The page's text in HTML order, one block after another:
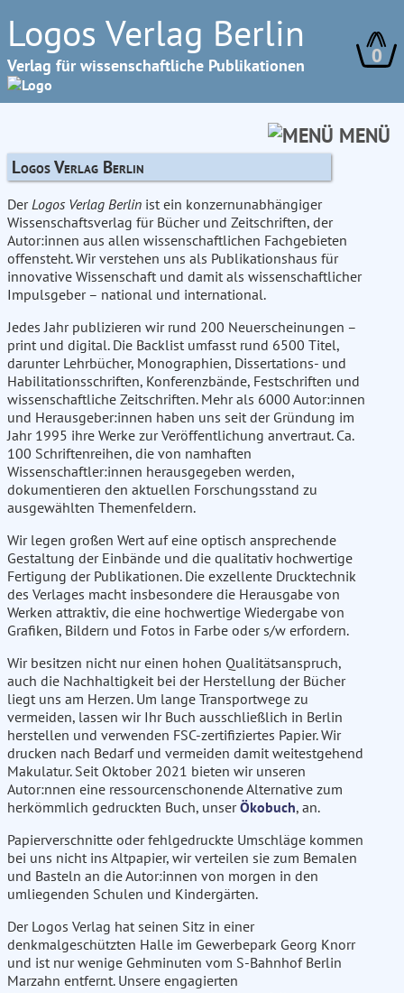
Logos Verlag Berlin
Verlag für wissenschaftliche Publikationen 0
MENÜ
Logos Verlag Berlin
DerLogos Verlag Berlin ist ein konzernunabhängiger
Wissenschaftsverlag für Bücher und Zeitschriften, der
Autor:innen aus allen wissenschaftlichen Fachgebieten
offensteht. Wir verstehen uns als Publikationshaus für
innovative Wissenschaft und damit als wissenschaftlicher
Impulsgeber – national und international.
Jedes Jahr publizieren wir rund 200 Neuerscheinungen –
print und digital. Die Backlist umfasst rund 6500 Titel,
darunter Lehrbücher, Monographien, Dissertations- und
Habilitationsschriften, Konferenzbände, Festschriften und
wissenschaftliche Zeitschriften. Mehr als 6000 Autor:innen
und Herausgeber:innen haben uns seit der Gründung im
Jahr 1995 ihre Werke zur Veröffentlichung anvertraut. Ca.
100 Schriftenreihen, die von namhaften
Wissenschaftler:innen herausgegeben werden,
dokumentieren den aktuellen Forschungsstand zu
ausgewählten Themenfeldern.
Wir legen großen Wert auf eine optisch ansprechende
Gestaltung der Einbände und die qualitativ hochwertige
Fertigung der Publikationen. Die exzellente Drucktechnik
des Verlages macht insbesondere die Herausgabe von
Werken attraktiv, die eine hochwertige Wiedergabe von
Grafiken, Bildern und Fotos in Farbe oder s/w erfordern.
Wir besitzen nicht nur einen hohen Qualitätsanspruch,
auch die Nachhaltigkeit bei der Herstellung der Bücher
liegt uns am Herzen. Um lange Transportwege zu
vermeiden, lassen wir Ihr Buch ausschließlich in Berlin
herstellen und verwenden FSC-zertifiziertes Papier. Wir
drucken nach Bedarf und vermeiden damit weitestgehend
Makulatur. Seit Oktober 2021 bieten wir unseren
Autor:nnen eine ressourcenschonende Alternative zum
herkömmlich gedruckten Buch, unserÖkobuch, an.
Papierverschnitte oder fehlgedruckte Umschläge kommen
bei uns nicht ins Altpapier, wir verteilen sie zum Bemalen
und Basteln an die Autor:innen von morgen in den
umliegenden Schulen und Kindergärten.
Der Logos Verlag hat seinen Sitz in einer
denkmalgeschützten Halle im Gewerbepark Georg Knorr
und ist nur wenige Gehminuten vom S-Bahnhof Berlin
Marzahn entfernt. Unsere engagierten